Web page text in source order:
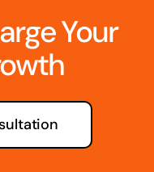
Your